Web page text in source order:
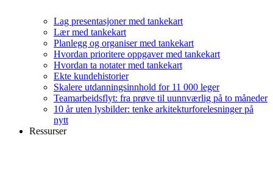
Lag presentasjoner med tankekart
Lær med tankekart
Planlegg og organiser med tankekart
Hvordan prioritere oppgaver med tankekart
Hvordan ta notater med tankekart
Ekte kundehistorier
Skalere utdanningsinnhold for 11 000 leger
Teamarbeidsflyt: fra prøve til uunnværlig på to måneder
10 år uten lysbilder: tenke arkitekturforelesninger på
nytt
Ressurser